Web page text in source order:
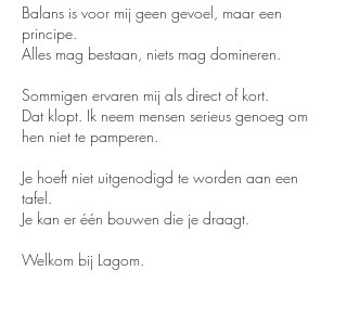
Balans is voor mij geen gevoel, maar een
principe.
Alles mag bestaan, niets mag domineren.
Sommigen ervaren mij als direct of kort.
Dat klopt. Ik neem mensen serieus genoeg om
hen niet te pamperen.
Je hoeft niet uitgenodigd te worden aan een
tafel.
Je kan er één bouwen die je draagt.
Welkom bij Lagom.